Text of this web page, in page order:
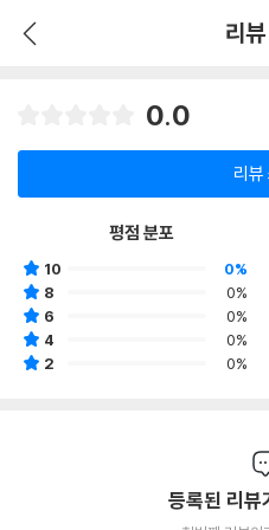
리
0.0
리뷰
평점 분포
10
0%
8
0%
6
0%
4
0%
2
0%
등록된 리뷰